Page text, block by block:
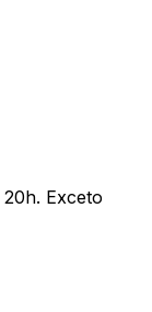
Exceto